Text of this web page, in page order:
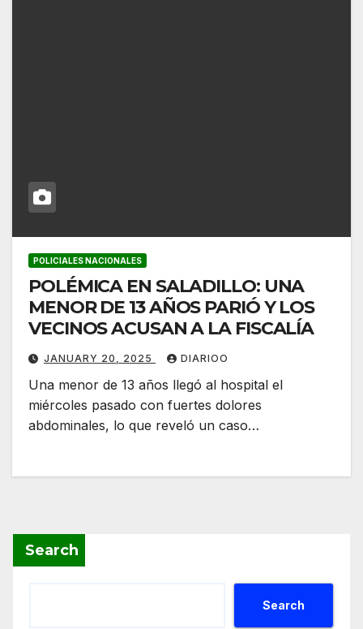
POLICIALES NACIONALES
POLÉMICA EN SALADILLO: UNA
MENOR DE 13 AÑOS PARIÓ Y LOS
VECINOS ACUSAN A LA FISCALÍA
JANUARY 20, 2025 DIARIOO
Una menor de 13 años llegó al hospital el
miércoles pasado con fuertes dolores
abdominales, lo que reveló un caso…
Search
Search